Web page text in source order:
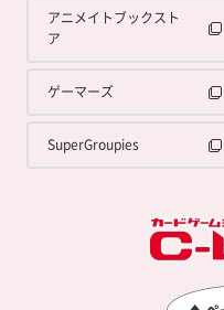
アニメイトブックスト
ア
ゲーマーズ
SuperGroupies